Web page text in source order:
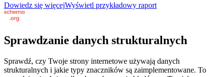
Dowiedz się więcejWyświetl przykładowy raport
Sprawdzanie danych strukturalnych
Sprawdź, czy Twoje strony internetowe używają danych
strukturalnych i jakie typy znaczników są zaimplementowane. To